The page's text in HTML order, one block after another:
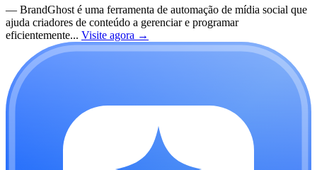
— BrandGhost é uma ferramenta de automação de mídia social que
ajuda criadores de conteúdo a gerenciar e programar
eficientemente... Visite agora →